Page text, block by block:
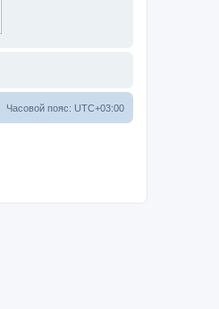
Часовой пояс: UTC+03:00